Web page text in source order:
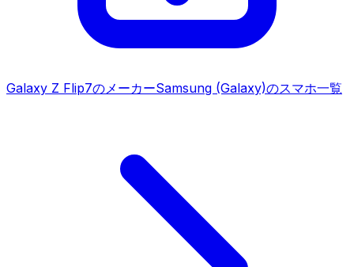
Galaxy Z Flip7のメーカーSamsung (Galaxy)のスマホ一覧